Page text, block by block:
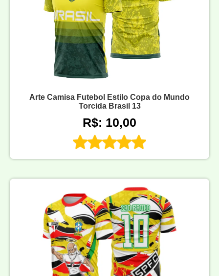
Arte Camisa Futebol Estilo Copa do Mundo
Torcida Brasil 13
R$: 10,00